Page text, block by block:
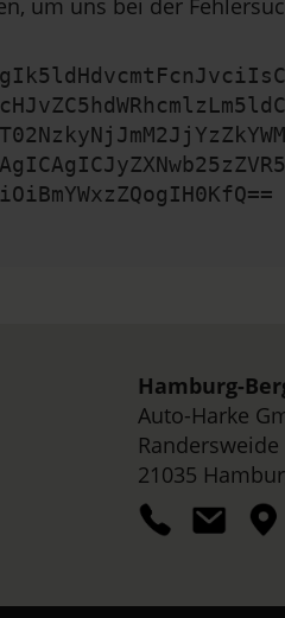
um uns bei der
Hamburg-
Auto-Harke
Randersweide
21035